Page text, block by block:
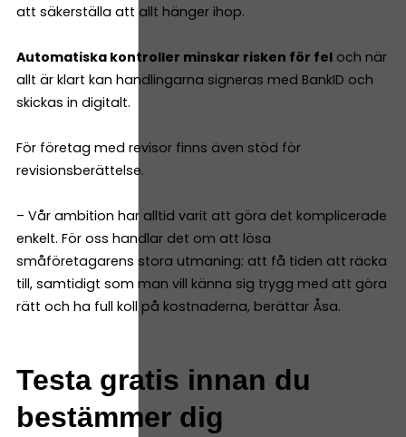
att säkerställa att allt hänger ihop.
Automatiska kontroller minskar risken för fel och när
allt är klart kan handlingarna signeras med BankID och
skickas in digitalt.
För företag med revisor finns även stöd för
revisionsberättelse.
– Vår ambition har alltid varit att göra det komplicerade
enkelt. För oss handlar det om att lösa
småföretagarens stora utmaning: att få tiden att räcka
till, samtidigt som man vill känna sig trygg med att göra
rätt och ha full koll på kostnaderna, berättar Åsa.
Testa gratis innan du
bestämmer dig